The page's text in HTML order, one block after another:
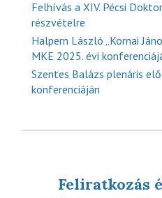
Felhívás a XIV. Pécsi
részvételre
Halpern László „Kornai
MKE 2025. évi
Szentes Balázs plenáris
konferenciáján
Feliratkozás